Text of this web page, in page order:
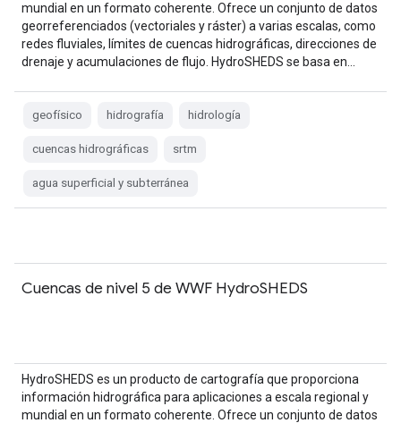
mundial en un formato coherente. Ofrece un conjunto de datos
georreferenciados (vectoriales y ráster) a varias escalas, como
redes fluviales, límites de cuencas hidrográficas, direcciones de
drenaje y acumulaciones de flujo. HydroSHEDS se basa en…
geofísico hidrografía hidrología
cuencas hidrográficas srtm
agua superficial y subterránea
Cuencas de nivel 5 de WWF HydroSHEDS
HydroSHEDS es un producto de cartografía que proporciona
información hidrográfica para aplicaciones a escala regional y
mundial en un formato coherente. Ofrece un conjunto de datos